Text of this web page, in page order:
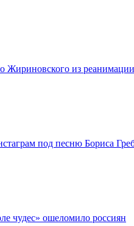
Жириновского из реанимации
под песню Бориса
чудес» ошеломило россиян